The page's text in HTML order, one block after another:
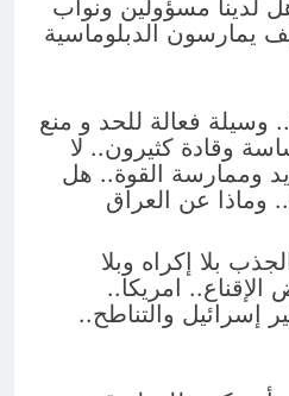
لدينا مسؤولين ونواب
يمارسون الدبلوماسية
وسيلة فعالة للحد و منع
وقادة كثيرون.. لا
وممارسة القوة.. هل
وماذا عن العراق
بلا إكراه وبلا
امريكا..
إسرائيل والتناطح..